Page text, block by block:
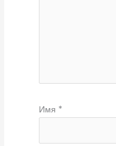
Имя *